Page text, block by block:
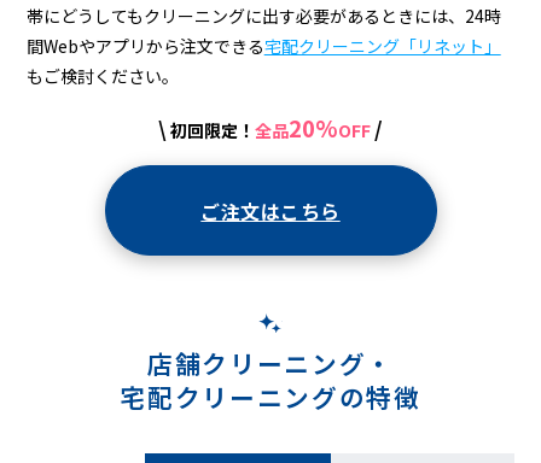
帯にどうしてもクリーニングに出す必要があるときには、24時
間Webやアプリから注文できる宅配クリーニング「リネット」
もご検討ください。
\ 初回限定！ 全品20%OFF /
ご注文はこちら
店舗クリーニング・
宅配クリーニングの特徴